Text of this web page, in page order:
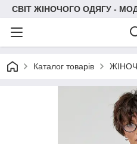
СВІТ ЖІНОЧОГО ОДЯГУ -
Каталог товарів